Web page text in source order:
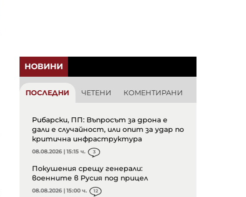
НОВИНИ
ПОСЛЕДНИ ЧЕТЕНИ КОМЕНТИРАНИ
Рибарски, ПП: Въпросът за дрона е
дали е случайност, или опит за удар по
критична инфраструктура
08.08.2026 | 15:15 ч. 3
Покушения срещу генерали:
военните в Русия под прицел
08.08.2026 | 15:00 ч. 12